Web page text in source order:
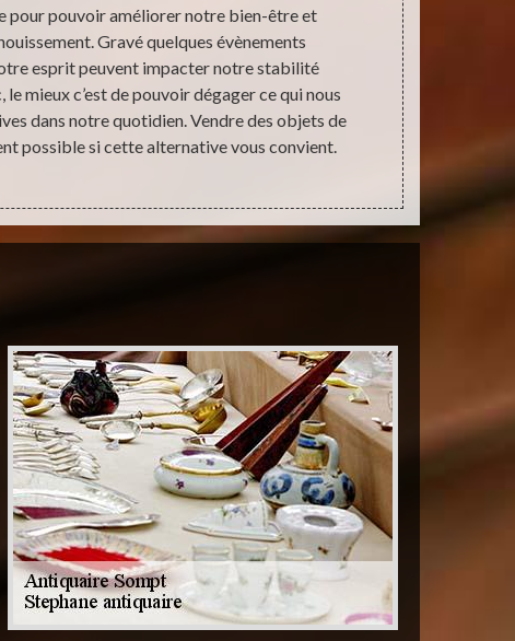
pour pouvoir améliorer notre bien-être et
Gravé quelques évènements
esprit peuvent impacter notre stabilité
mieux c’est de pouvoir dégager ce qui nous
dans notre quotidien. Vendre des objets de
possible si cette alternative vous convient.